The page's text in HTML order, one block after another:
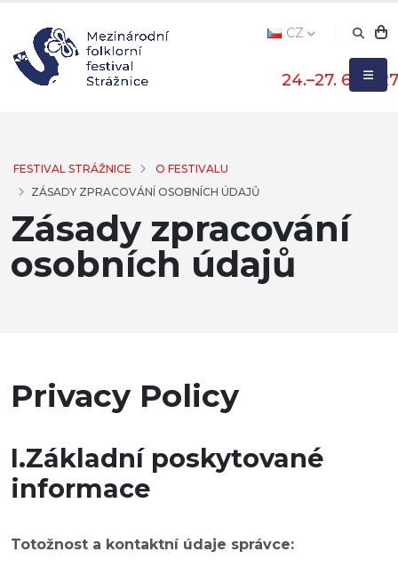
24.–27. 6. 2027
CZ
FESTIVAL STRÁŽNICE
O FESTIVALU
ZÁSADY ZPRACOVÁNÍ OSOBNÍCH ÚDAJŮ
Zásady zpracování
osobních údajů
Privacy Policy
I.Základní poskytované
informace
Totožnost a kontaktní údaje správce: